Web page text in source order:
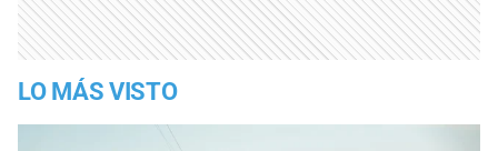
LO MÁS VISTO